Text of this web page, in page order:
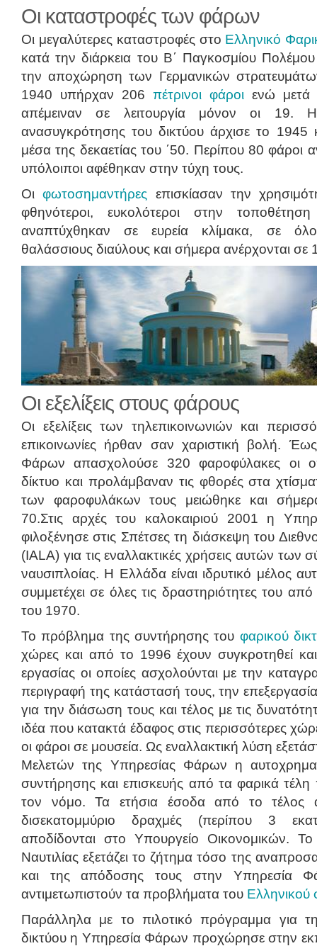
Οι καταστροφές των φάρων
Οι μεγαλύτερες καταστροφές στο Eλληνικό
κατά την διάρκεια του Β΄ Παγκοσμίου
την αποχώρηση των Γερμανικών
1940 υπήρχαν 206 πέτρινοι φάροι ενώ μετά
απέμειναν σε λειτουργία μόνον οι 19.
ανασυγκρότησης του δικτύου άρχισε το 1945
μέσα της δεκαετίας του ΄50. Περίπου 80 φάροι
υπόλοιποι αφέθηκαν στην τύχη τους.
Οιφωτοσημαντήρες επισκίασαν την
φθηνότεροι, ευκολότεροι στην
αναπτύχθηκαν σε ευρεία κλίμακα, σε
θαλάσσιους διαύλους και σήμερα ανέρχονται σε
Οι εξελίξεις στους φάρους
Οι εξελίξεις των τηλεπικοινωνιών και
επικοινωνίες ήρθαν σαν χαριστική βολή.
Φάρων απασχολούσε 320 φαροφύλακες οι
δίκτυο και προλάμβαναν τις φθορές στα
των φαροφυλάκων τους μειώθηκε και
70.Στις αρχές του καλοκαιριού 2001 η
φιλοξένησε στις Σπέτσες τη διάσκεψη του
(ΙALΑ) για τις εναλλακτικές χρήσεις αυτών των
ναυσιπλοίας. Η Ελλάδα είναι ιδρυτικό μέλος
συμμετέχει σε όλες τις δραστηριότητες του από
του 1970.
Το πρόβλημα της συντήρησης του φαρικού
χώρες και από το 1996 έχουν συγκροτηθεί
εργασίας οι οποίες ασχολούνται με την
περιγραφή της κατάστασή τους, την
για την διάσωση τους και τέλος με τις
ιδέα που κατακτά έδαφος στις περισσότερες
οι φάροι σε μουσεία. Ως εναλλακτική λύση
Μελετών της Υπηρεσίας Φάρων η
συντήρησης και επισκευής από τα φαρικά
τον νόμο. Τα ετήσια έσοδα από το τέλος
δισεκατομμύριο δραχμές (περίπου 3
αποδίδονται στο Υπουργείο Οικονομικών.
Ναυτιλίας εξετάζει το ζήτημα τόσο της
και της απόδοσης τους στην Υπηρεσία
αντιμετωπιστούν τα προβλήματα του Eλληνικού
Παράλληλα με το πιλοτικό πρόγραμμα για
δικτύου η Υπηρεσία Φάρων προχώρησε στην